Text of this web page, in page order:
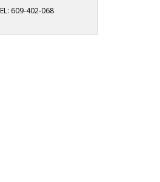
609-402-068